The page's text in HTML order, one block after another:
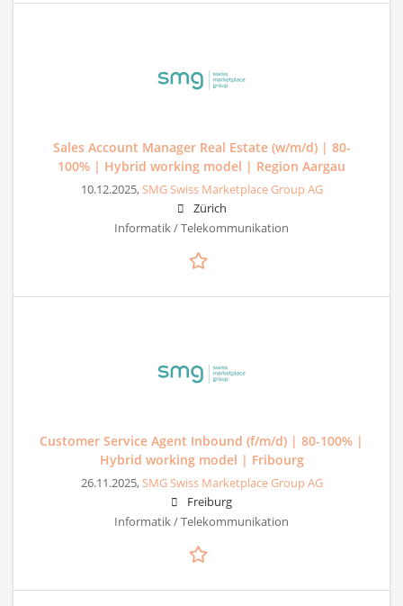
Sales Account Manager Real Estate (w/m/d) | 80-
100% | Hybrid working model | Region Aargau
10.12.2025,SMG Swiss Marketplace Group AG
Zürich
Informatik / Telekommunikation
Customer Service Agent Inbound (f/m/d) | 80-100% |
Hybrid working model | Fribourg
26.11.2025,SMG Swiss Marketplace Group AG
Freiburg
Informatik / Telekommunikation